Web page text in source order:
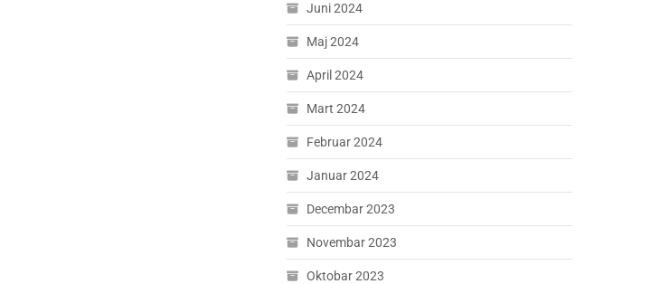
Juni 2024
Maj 2024
April 2024
Mart 2024
Februar 2024
Januar 2024
Decembar 2023
Novembar 2023
Oktobar 2023